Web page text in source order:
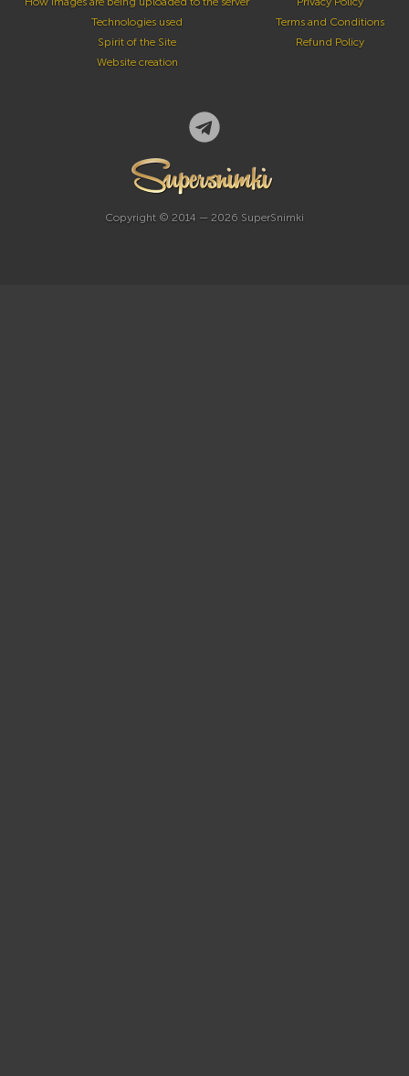
Technologies used
Spirit of the Site
Website creation
Terms and Conditions
Refund Policy
Copyright © 2014 — 2026 SuperSnimki